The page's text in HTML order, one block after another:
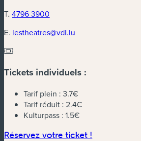
T. 4796 3900
E. lestheatres@vdl.lu
Tickets individuels :
Tarif plein : 3.7€
Tarif réduit : 2.4€
Kulturpass : 1.5€
Réservez votre ticket !